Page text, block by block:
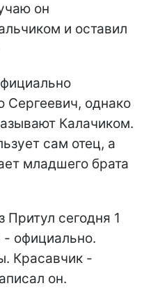
он
и оставил
Сергеевич, однако
Калачиком.
сам отец, а
младшего брата
сегодня 1
- официально.
Красавчик -
он.